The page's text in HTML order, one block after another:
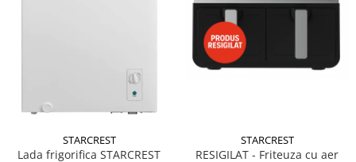
STARCREST
Lada frigorifica STARCREST
STARCREST
RESIGILAT - Friteuza cu aer